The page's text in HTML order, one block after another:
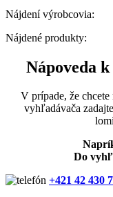
Nájdení výrobcovia:
Nájdené produkty:
Nápoveda
V prípade, že
vyhľadávača
Do
+421 42 430